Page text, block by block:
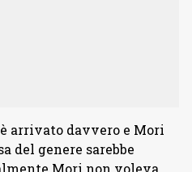
arrivato davvero e Mori
del genere sarebbe
Mori non voleva